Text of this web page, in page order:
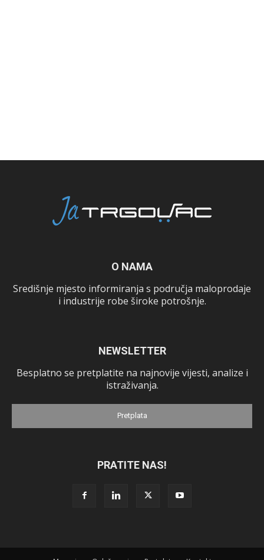
O NAMA
Središnje mjesto informiranja s područja maloprodaje
i industrije robe široke potrošnje.
NEWSLETTER
Besplatno se pretplatite na najnovije vijesti, analize i
istraživanja.
Pretplata
PRATITE NAS!